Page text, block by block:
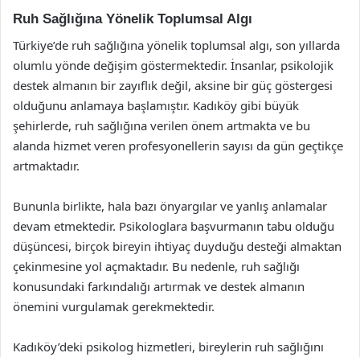
Ruh Sağlığına Yönelik Toplumsal Algı
Türkiye’de ruh sağlığına yönelik toplumsal algı, son yıllarda
olumlu yönde değişim göstermektedir. İnsanlar, psikolojik
destek almanın bir zayıflık değil, aksine bir güç göstergesi
olduğunu anlamaya başlamıştır. Kadıköy gibi büyük
şehirlerde, ruh sağlığına verilen önem artmakta ve bu
alanda hizmet veren profesyonellerin sayısı da gün geçtikçe
artmaktadır.
Bununla birlikte, hala bazı önyargılar ve yanlış anlamalar
devam etmektedir. Psikologlara başvurmanın tabu olduğu
düşüncesi, birçok bireyin ihtiyaç duyduğu desteği almaktan
çekinmesine yol açmaktadır. Bu nedenle, ruh sağlığı
konusundaki farkındalığı artırmak ve destek almanın
önemini vurgulamak gerekmektedir.
Kadıköy’deki psikolog hizmetleri, bireylerin ruh sağlığını